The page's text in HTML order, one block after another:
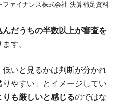
ァイナンス株式会社 決算補足資料
んだうちの半数以上が審査を
す。
いと見るかは判断が分かれ
やすい」とイメージしてい
りも厳しいと感じるのではな